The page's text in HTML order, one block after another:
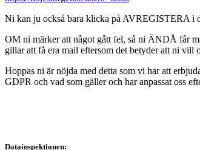
Ni kan ju också bara klicka på AVREGISTERA i
OM ni märker att något gått fel, så ni ÄNDÅ får
gillar att få era mail eftersom det betyder att ni
Hoppas ni är nöjda med detta som vi har att
GDPR och vad som gäller och har anpassat oss
Datainspektionen: